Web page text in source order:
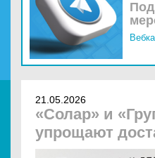
21.05.2026
«Солар» и
упрощают